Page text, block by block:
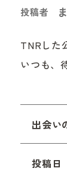
投稿者
TNRした
いつも、
出会い
投稿日